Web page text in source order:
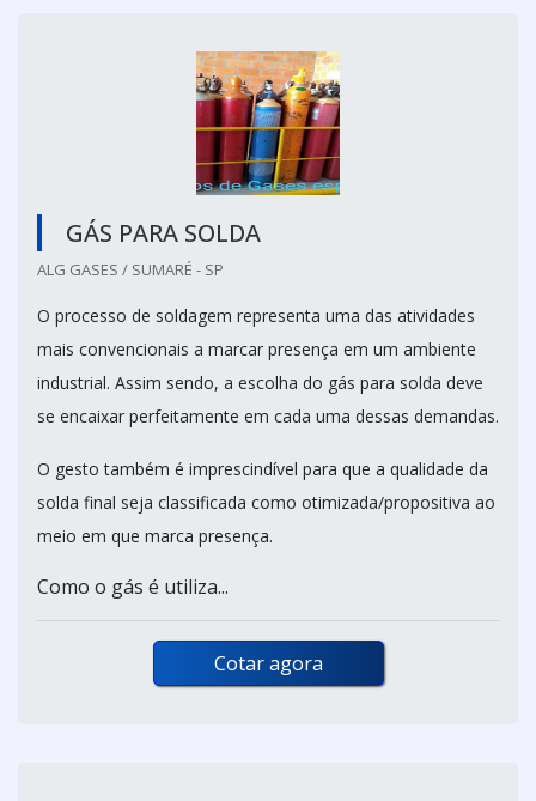
GÁS PARA SOLDA
ALG GASES / SUMARÉ - SP
O processo de soldagem representa uma das atividades
mais convencionais a marcar presença em um ambiente
industrial. Assim sendo, a escolha do gás para solda deve
se encaixar perfeitamente em cada uma dessas demandas.
O gesto também é imprescindível para que a qualidade da
solda final seja classificada como otimizada/propositiva ao
meio em que marca presença.
Como o gás é utiliza...
Cotar agora